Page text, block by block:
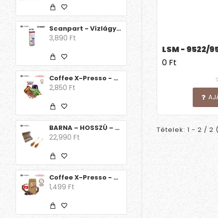
Scanpart - Vízlágyító betét /Delonghi/ 1db
3,890 Ft
Coffee X-Presso - Decaffeinato 15 db
2,850 Ft
BARNA – HOSSZÚ – KARTONDOBOZBAN – 100 db/csomag (Egyesével csomagolt) kandispálca
22,990 Ft
Coffee X-Presso - Aroma Decaff Svájci csoki
1,499 Ft
LSM - 9522/
0 Ft
Tételek: 1 - 2 / 2